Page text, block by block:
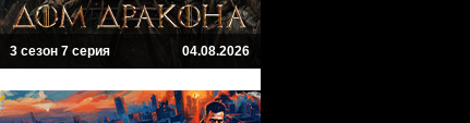
3 сезон 7 серия 04.08.2026